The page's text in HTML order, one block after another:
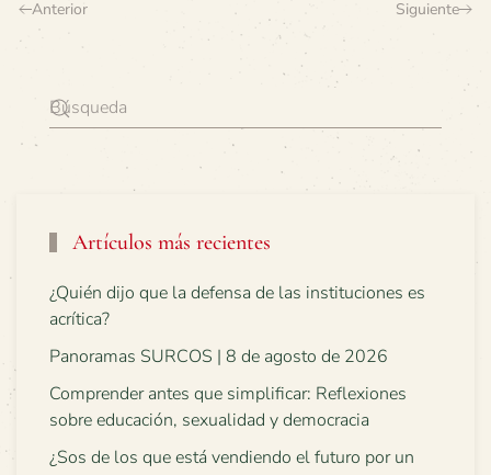
Anterior Siguiente
Artículos más recientes
¿Quién dijo que la defensa de las instituciones es
acrítica?
Panoramas SURCOS | 8 de agosto de 2026
Comprender antes que simplificar: Reflexiones
sobre educación, sexualidad y democracia
¿Sos de los que está vendiendo el futuro por un